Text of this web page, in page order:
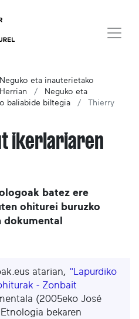
Neguko eta inauterietako
Neguko eta
baliabide biltegia
Thierry
ikerlariaren
batez ere
ohiturei buruzko
atarian, "Lapurdiko
- Zonbait
(2005eko José
bekaren